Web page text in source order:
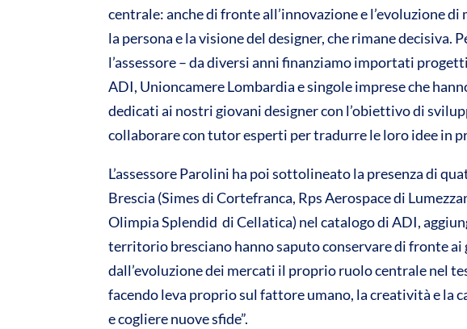
centrale: anche di fronte all’innovazione e l’evoluzione di
la persona e la visione del designer, che rimane decisiva.
l’assessore – da diversi anni finanziamo importati
ADI, Unioncamere Lombardia e singole imprese che
dedicati ai nostri giovani designer con l’obiettivo di
collaborare con tutor esperti per tradurre le loro idee in
L’assessore Parolini ha poi sottolineato la presenza di
Brescia (Simes di Cortefranca, Rps Aerospace di
Olimpia Splendid di Cellatica) nel catalogo di ADI,
territorio bresciano hanno saputo conservare di fronte
dall’evoluzione dei mercati il proprio ruolo centrale nel
facendo leva proprio sul fattore umano, la creatività e la
e cogliere nuove sfide”.